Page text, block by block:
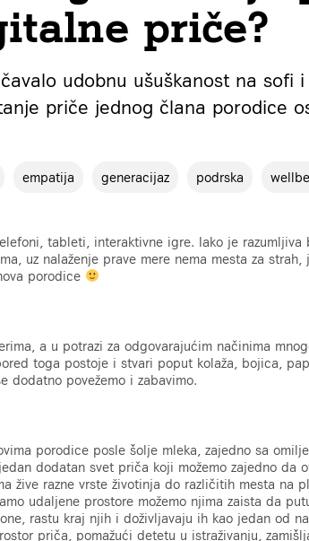
priče?
udobnu ušuškanost na sofi
priče jednog člana porodice
empatija generacijaz podrska
tableti, interaktivne igre. Iako je razumljiva
uz nalaženje prave mere nema mesta za
porodice
a u potrazi za odgovarajućim načinima
toga postoje i stvari poput kolaža, bojica,
dodatno povežemo i zabavimo.
porodice posle šolje mleka, zajedno sa
dodatan svet priča koji možemo zajedno da
žive razne vrste životinja do različitih mesta na
udaljene prostore možemo njima zaista da
rastu kraj njih i doživljavaju ih kao jedan od
priča, pomažući detetu u istraživanju,